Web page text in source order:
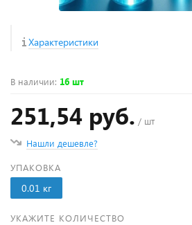
Характеристики
В наличии: 16 шт
251,54 руб. / шт
Нашли дешевле?
УПАКОВКА
0.01 кг
УКАЖИТЕ КОЛИЧЕСТВО